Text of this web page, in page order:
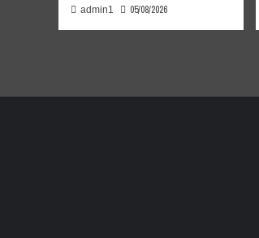
admin1 05/08/2026